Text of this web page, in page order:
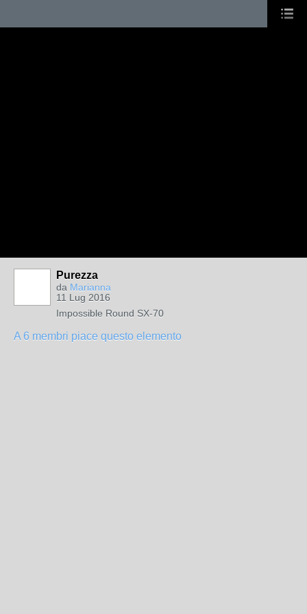
Purezza
da Marianna
11 Lug 2016
Impossible Round SX-70
A 6 membri piace questo elemento